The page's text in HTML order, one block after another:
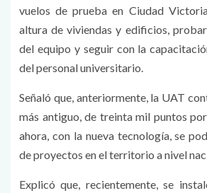
vuelos de prueba en Ciudad
altura de viviendas y edificios,
del equipo y seguir con la
del personal universitario.
Señaló que, anteriormente, la UAT
más antiguo, de treinta mil puntos
ahora, con la nueva tecnología, se
de proyectos en el territorio a nivel
Explicó que, recientemente, se